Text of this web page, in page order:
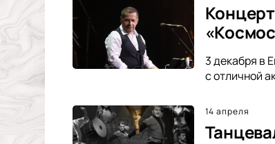
3 декабря в
с отличной
14 апреля